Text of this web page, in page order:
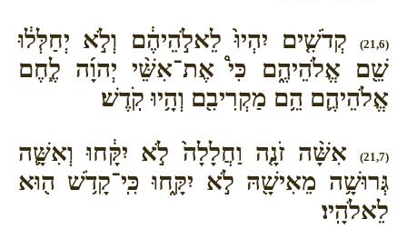
(21,6)
קְדֹשִׁ֤ים יִהְיוּ֙ לֵאלֹ֣הֵיהֶ֔ם וְלֹ֣א יְחַלְּל֔וּ
שֵׁ֖ם אֱלֹהֵיהֶ֑ם כִּי֩ אֶת־אִשֵּׁ֨י יְהוָ֜ה לֶ֧חֶם
אֱלֹהֵיהֶ֛ם הֵ֥ם מַקְרִיבִ֖ם וְהָ֥יוּ קֹֽדֶשׁ׃
(21,7)
אִשָּׁ֨ה זֹנָ֤ה וַחֲלָלָה֙ לֹ֣א יִקָּ֔חוּ וְאִשָּׁ֛ה
גְּרוּשָׁ֥ה מֵאִישָׁ֖הּ לֹ֣א יִקָּ֑חוּ כִּֽי־קָדֹ֥שׁ ה֖וּא
לֵאלֹהָֽיו׃